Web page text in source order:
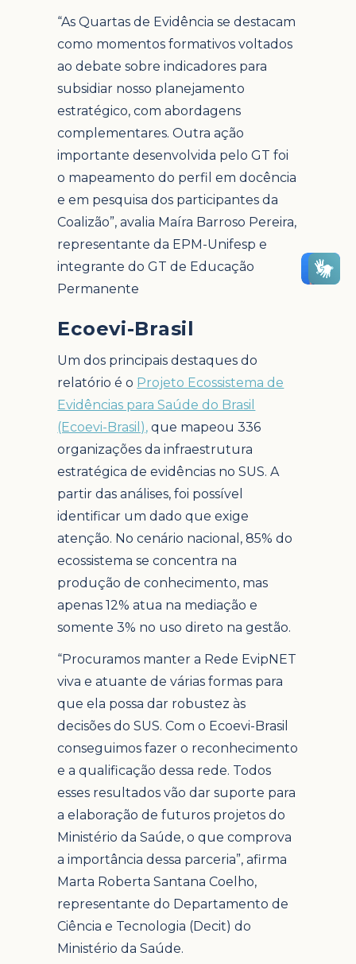
“As Quartas de Evidência se destacam
como momentos formativos voltados
ao debate sobre indicadores para
subsidiar nosso planejamento
estratégico, com abordagens
complementares. Outra ação
importante desenvolvida pelo GT foi
o mapeamento do perfil em docência
e em pesquisa dos participantes da
Coalizão”, avalia Maíra Barroso Pereira,
representante da EPM-Unifesp e
integrante do GT de Educação
Permanente
Ecoevi-Brasil
Um dos principais destaques do
relatório é o Projeto Ecossistema de
Evidências para Saúde do Brasil
(Ecoevi-Brasil), que mapeou 336
organizações da infraestrutura
estratégica de evidências no SUS. A
partir das análises, foi possível
identificar um dado que exige
atenção. No cenário nacional, 85% do
ecossistema se concentra na
produção de conhecimento, mas
apenas 12% atua na mediação e
somente 3% no uso direto na gestão.
“Procuramos manter a Rede EvipNET
viva e atuante de várias formas para
que ela possa dar robustez às
decisões do SUS. Com o Ecoevi-Brasil
conseguimos fazer o reconhecimento
e a qualificação dessa rede. Todos
esses resultados vão dar suporte para
a elaboração de futuros projetos do
Ministério da Saúde, o que comprova
a importância dessa parceria”, afirma
Marta Roberta Santana Coelho,
representante do Departamento de
Ciência e Tecnologia (Decit) do
Ministério da Saúde.